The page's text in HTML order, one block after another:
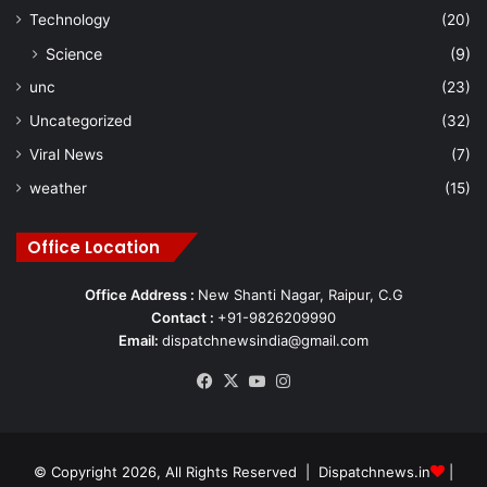
Technology
(20)
Science (9)
unc
(23)
Uncategorized
(32)
Viral News
(7)
weather
(15)
Office Location
Office Address : New Shanti Nagar, Raipur, C.G
Contact : +91-9826209990
Email: dispatchnewsindia@gmail.com
Facebook
X YouTube
© Copyright 2026, All Rights Reserved | Dispatchnews.in